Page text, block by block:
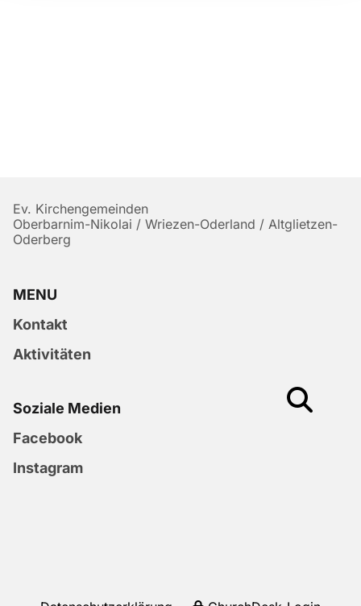
Ev. Kirchengemeinden
Oberbarnim-Nikolai / Wriezen-Oderland / Altglietzen-
Oderberg
MENU
Kontakt
Aktivitäten
Soziale Medien
Facebook
Instagram